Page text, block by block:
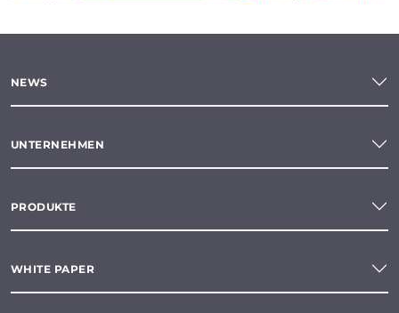
NEWS
UNTERNEHMEN
PRODUKTE
WHITE PAPER